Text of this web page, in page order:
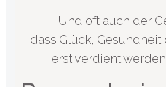
Und oft auch der
dass Glück,
erst verdient